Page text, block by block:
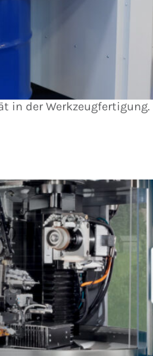
in der Werkzeugfertigung.